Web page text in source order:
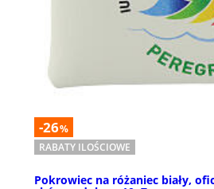
-26%
RABATY ILOŚCIOWE
Pokrowiec na różaniec biały,